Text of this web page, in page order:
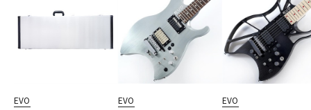
EVO
EVO
EVO